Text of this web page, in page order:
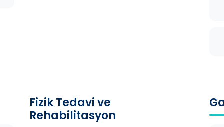
Fizik Tedavi ve
Rehabilitasyon